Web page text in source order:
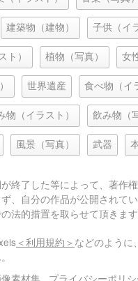
建築物（建物） 子供（イ
ト） 植物（写真） 女
世界遺産 食べ物（イ
物（イラスト） 飲み物（
風景（写真） 武器
終了した等によって、著作
自分の作品が公開され
法的措置を取らせて頂きま
＜利用規約＞ などのように